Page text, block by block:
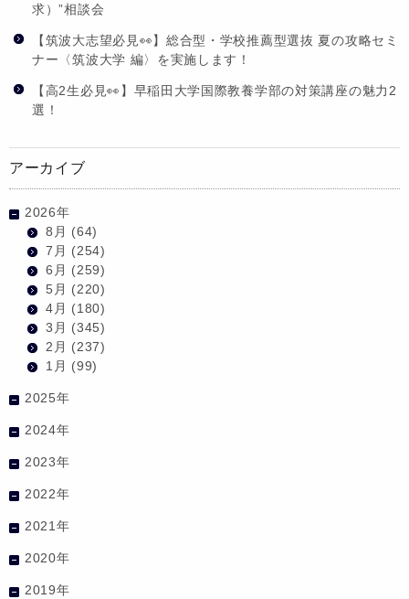
求）”相談会
【筑波大志望必見👀】総合型・学校推薦型選抜 夏の攻略セミ
ナー〈筑波大学 編〉を実施します！
【高2生必見👀】早稲田大学国際教養学部の対策講座の魅力2
選！
アーカイブ
2026年
8月 (64)
7月 (254)
6月 (259)
5月 (220)
4月 (180)
3月 (345)
2月 (237)
1月 (99)
2025年
2024年
2023年
2022年
2021年
2020年
2019年